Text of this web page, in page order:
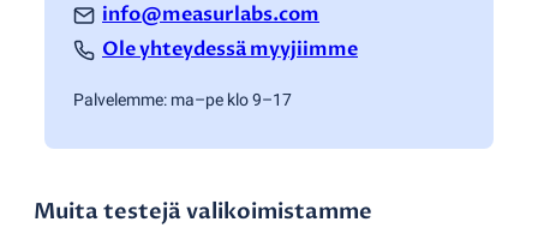
info@measurlabs.com
Ole yhteydessä myyjiimme
Palvelemme: ma–pe klo 9–17
Muita testejä valikoimistamme